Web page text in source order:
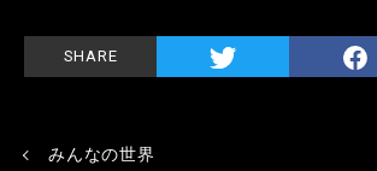
SHARE
みんなの世界